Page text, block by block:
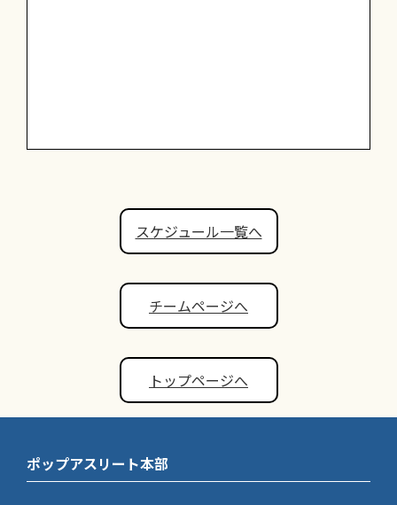
スケジュール一覧へ
チームページへ
トップページへ
ポップアスリート本部